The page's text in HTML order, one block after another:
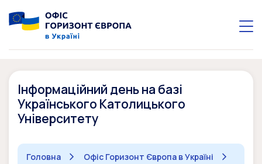
Інформаційний день на базі
Українського Католицького
Університету
Головна
Офіс Горизонт Європа в Україні